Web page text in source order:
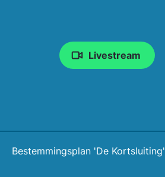
Livestream
Bestemmingsplan 'De Kortsluiting'